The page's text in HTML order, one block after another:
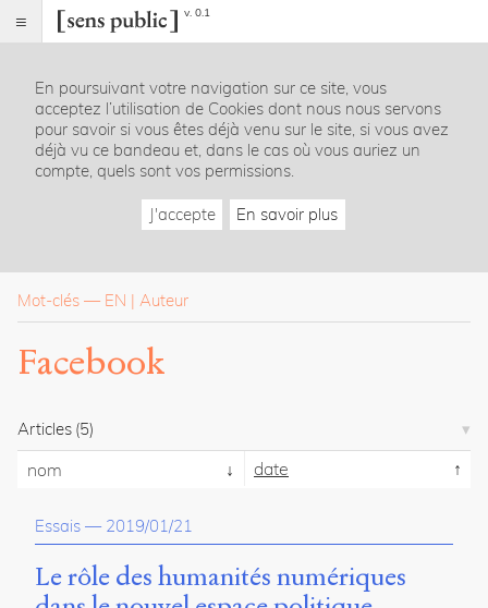
v. 0.1
Index
Rubriques
Essais
La
revue
Présentation
Publier
du
site
Archipel
En poursuivant votre navigation sur ce site, vous
acceptez l’utilisation de Cookies dont nous nous servons
pour savoir si vous êtes déjà venu sur le site, si vous avez
déjà vu ce bandeau et, dans le cas où vous auriez un
compte, quels sont vos permissions.
J'accepte En savoir plus
Mot-clés — EN Auteur
Facebook
Articles (5)
nom date
Essais — 2019/01/21
Le rôle des humanités numériques